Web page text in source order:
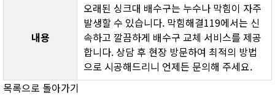
내용
오래된 싱크대 배수구는 누수나 막힘이 자주
발생할 수 있습니다. 막힘해결119에서는 신
속하고 깔끔하게 배수구 교체 서비스를 제공
합니다. 상담 후 현장 방문하여 최적의 방법
으로 시공해드리니 언제든 문의해 주세요.
목록으로 돌아가기